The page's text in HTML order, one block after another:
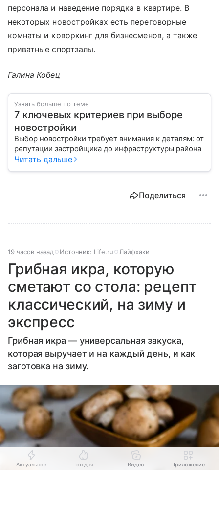
персонала и наведение порядка в квартире. В
некоторых новостройках есть переговорные
комнаты и коворкинг для бизнесменов, а также
приватные спортзалы.
Галина Кобец
Узнать больше по теме
7 ключевых критериев при выборе
новостройки
Выбор новостройки требует внимания к деталям: от
репутации застройщика до инфраструктуры района
Читать дальше
Поделиться
19 часов назад Источник: Life.ru Лайфхаки
Грибная икра, которую
сметают со стола: рецепт
классический, на зиму и
экспресс
Грибная икра — универсальная закуска,
которая выручает и на каждый день, и как
заготовка на зиму.
Актуальное Топ дня Видео Приложение